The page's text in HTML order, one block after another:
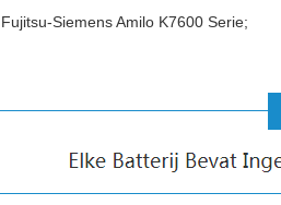
Fujitsu-Siemens Amilo K7600 Serie;